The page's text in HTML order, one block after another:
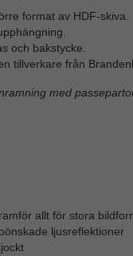
format av HDF-skiva.
och bakstycke.
tillverkare från
med
allt för stora
ljusreflektioner